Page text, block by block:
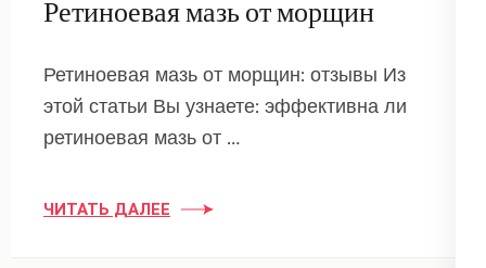
Ретиноевая мазь от морщин
Ретиноевая мазь от морщин: отзывы Из
этой статьи Вы узнаете: эффективна ли
ретиноевая мазь от …
ЧИТАТЬ ДАЛЕЕ